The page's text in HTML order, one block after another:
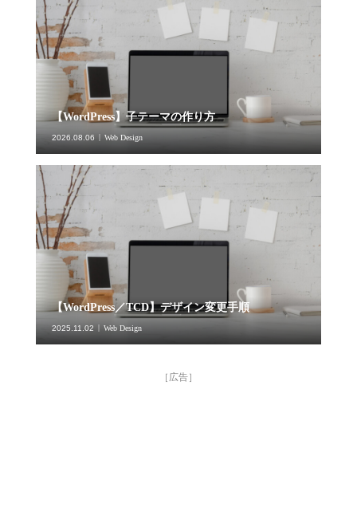
【WordPress】子テーマの作り方
2026.08.06 Web Design
【WordPress／TCD】デザイン変更手順
2025.11.02 Web Design